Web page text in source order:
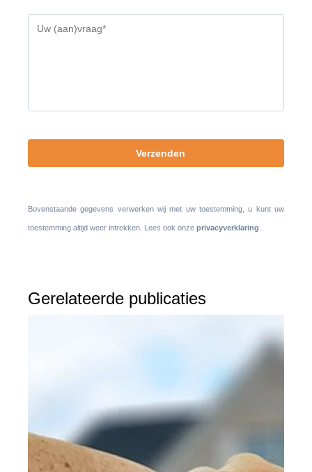
dit
veld
Bovenstaande gegevens verwerken wij met uw toestemming, u kunt uw
toestemming altijd weer intrekken. Lees ook onze privacyverklaring
Gerelateerde publicaties